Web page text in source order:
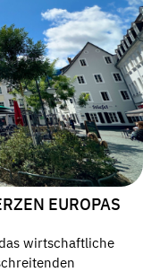
EUROPAS
wirtschaftliche